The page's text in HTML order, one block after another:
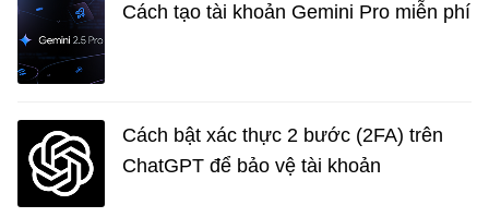
Cách tạo tài khoản Gemini Pro miễn phí
Cách bật xác thực 2 bước (2FA) trên
ChatGPT để bảo vệ tài khoản